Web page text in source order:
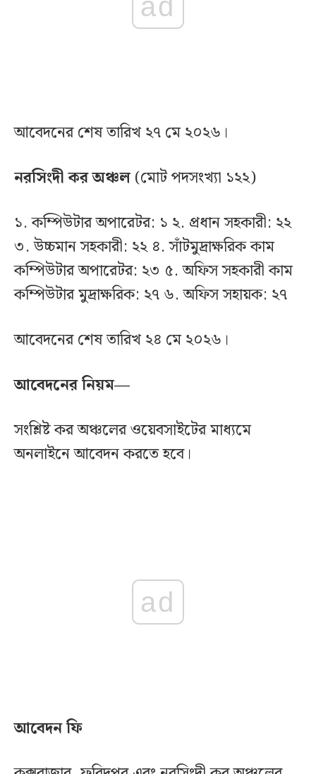
ad
আবেদনের শেষ তারিখ ২৭ মে ২০২৬।
নরসিংদী কর অঞ্চল(মোট পদসংখ্যা ১২২)
১. কম্পিউটার অপারেটর: ১ ২. প্রধান সহকারী: ২২
৩. উচ্চমান সহকারী: ২২ ৪. সাঁটমুদ্রাক্ষরিক কাম
কম্পিউটার অপারেটর: ২৩ ৫. অফিস সহকারী কাম
কম্পিউটার মুদ্রাক্ষরিক: ২৭ ৬. অফিস সহায়ক: ২৭
আবেদনের শেষ তারিখ ২৪ মে ২০২৬।
আবেদনের নিয়ম—
সংশ্লিষ্ট কর অঞ্চলের ওয়েবসাইটের মাধ্যমে
অনলাইনে আবেদন করতে হবে।
ad
আবেদন ফি